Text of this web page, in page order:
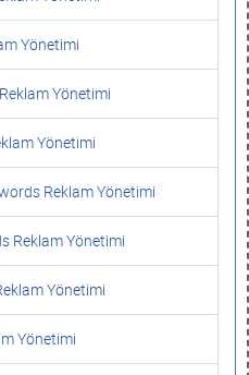
Yönetimi
Yönetimi
Yönetimi
Reklam Yönetimi
Reklam Yönetimi
Yönetimi
Yönetimi